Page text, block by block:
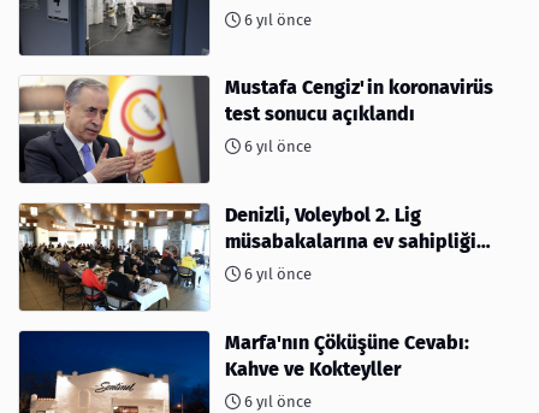
6 yıl önce
Mustafa Cengiz'in koronavirüs
test sonucu açıklandı
6 yıl önce
Denizli, Voleybol 2. Lig
müsabakalarına ev sahipliği
yapıyor
6 yıl önce
Marfa'nın Çöküşüne Cevabı:
Kahve ve Kokteyller
6 yıl önce